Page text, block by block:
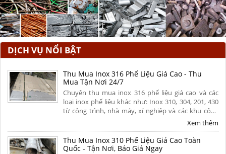
DỊCH VỤ NỔI BẬT
Thu Mua Inox 316 Phế Liệu Giá Cao - Thu
Mua Tận Nơi 24/7
Chuyên thu mua inox 316 phế liệu giá cao và các
loại inox phế liệu khác như: Inox 310, 304, 201, 430
từ công trình, nhà máy, xí nghiệp và các khu công
nghiệp trên khắp mọi miền tổ quốc. Thu mua tận
Xem thêm
Thu Mua Inox 310 Phế Liệu Giá Cao Toàn
Quốc - Tận Nơi, Báo Giá Ngay